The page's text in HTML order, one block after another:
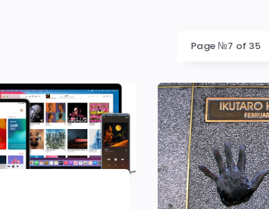
Page №7 of 35